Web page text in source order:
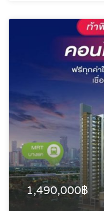
1,490,000฿